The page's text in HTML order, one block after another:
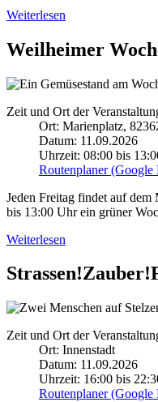
Weiterlesen
Weilheimer
Zeit und Ort der
Ort: Marienplatz,
Datum: 11.09.2026
Uhrzeit: 08:00 bis
Routenplaner (Google
Jeden Freitag findet auf
bis 13:00 Uhr ein grüner
Weiterlesen
Zeit und Ort der
Ort: Innenstadt
Datum: 11.09.2026
Uhrzeit: 16:00 bis
Routenplaner (Google